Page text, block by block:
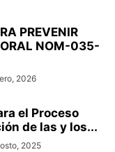
PREVENIR
NOM-035-
2026
el Proceso
de las y los...
2025